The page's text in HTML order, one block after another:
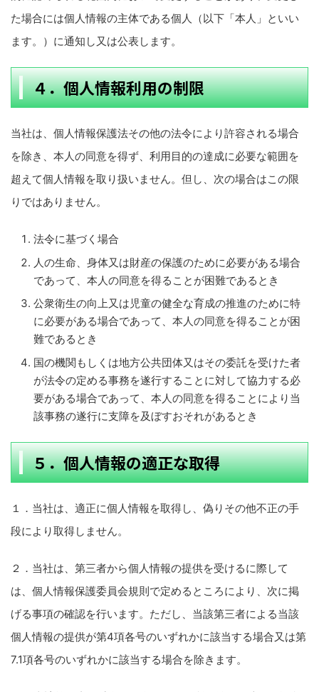
た場合には個人情報の主体である個人（以下「本人」といい
ます。）に通知し又は公表します。
４．個人情報利用の制限
当社は、個人情報保護法その他の法令により許容される場合
を除き、本人の同意を得ず、利用目的の達成に必要な範囲を
超えて個人情報を取り扱いません。但し、次の場合はこの限
りではありません。
法令に基づく場合
人の生命、身体又は財産の保護のために必要がある場合
であって、本人の同意を得ることが困難であるとき
公衆衛生の向上又は児童の健全な育成の推進のために特
に必要がある場合であって、本人の同意を得ることが困
難であるとき
国の機関もしくは地方公共団体又はその委託を受けた者
が法令の定める事務を遂行することに対して協力する必
要がある場合であって、本人の同意を得ることにより当
該事務の遂行に支障を及ぼすおそれがあるとき
５．個人情報の適正な取得
１．当社は、適正に個人情報を取得し、偽りその他不正の手
段により取得しません。
２．当社は、第三者から個人情報の提供を受けるに際して
は、個人情報保護委員会規則で定めるところにより、次に掲
げる事項の確認を行います。ただし、当該第三者による当該
個人情報の提供が第4項各号のいずれかに該当する場合又は第
7.1項各号のいずれかに該当する場合を除きます。